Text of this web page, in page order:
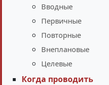
Вводные
Первичные
Повторные
Внеплановые
Целевые
Когда проводить